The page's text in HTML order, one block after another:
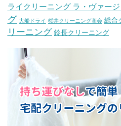
ライクリーニング ラ・ヴァージ
グ 大船ドライ 桜井クリーニング商会 総合
リーニング 鈴長クリーニング